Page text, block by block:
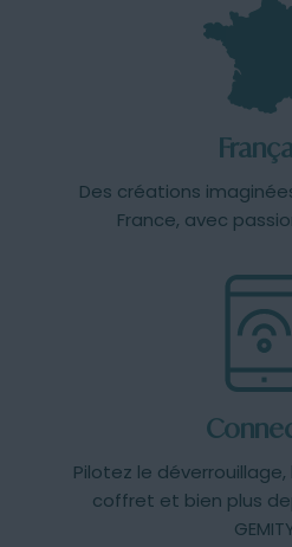
Des créations
France, avec
Pilotez le
coffret et bien plus